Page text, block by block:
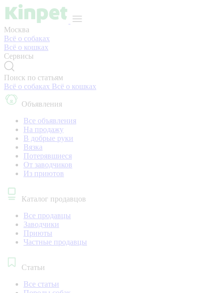
Москва
Всё о собаках
Всё о кошках
Сервисы
Поиск по статьям
Всё о собаках Всё о кошках
Объявления
Все объявления
На продажу
В добрые руки
Вязка
Потерявшиеся
От заводчиков
Из приютов
Каталог продавцов
Все продавцы
Заводчики
Приюты
Частные продавцы
Статьи
Все статьи